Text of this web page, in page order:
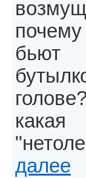
почему
бьют
какая
далее